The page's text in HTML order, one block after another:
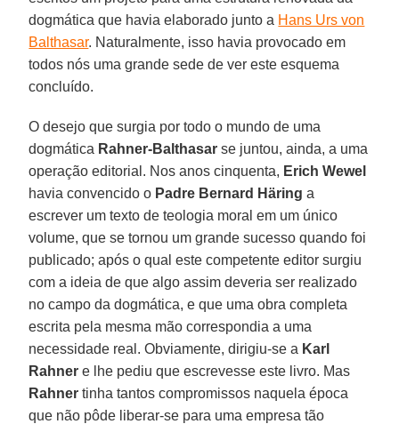
dogmática que havia elaborado junto a Hans Urs von
Balthasar. Naturalmente, isso havia provocado em
todos nós uma grande sede de ver este esquema
concluído.
O desejo que surgia por todo o mundo de uma
dogmática Rahner-Balthasar se juntou, ainda, a uma
operação editorial. Nos anos cinquenta, Erich Wewel
havia convencido o Padre Bernard Häring a
escrever um texto de teologia moral em um único
volume, que se tornou um grande sucesso quando foi
publicado; após o qual este competente editor surgiu
com a ideia de que algo assim deveria ser realizado
no campo da dogmática, e que uma obra completa
escrita pela mesma mão correspondia a uma
necessidade real. Obviamente, dirigiu-se a Karl
Rahner e lhe pediu que escrevesse este livro. Mas
Rahner tinha tantos compromissos naquela época
que não pôde liberar-se para uma empresa tão